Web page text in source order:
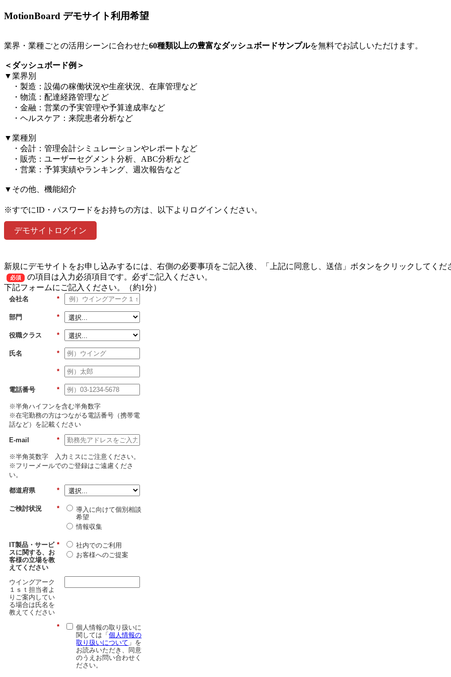
MotionBoard デモサイト利用希望
業界・業種ごとの活用シーンに合わせた60種類以上の豊富なダッシュボードサンプルを無料でお試しいただけます。​
＜ダッシュボード例＞​
▼業界別​
・製造：設備の稼働状況や生産状況、在庫管理など​
・物流：配達経路管理など​
・金融：営業の予実管理や予算達成率など​
・ヘルスケア：来院患者分析など​
▼業種別​
・会計：管理会計シミュレーションやレポートなど​
・販売：ユーザーセグメント分析、ABC分析など​
・営業：予算実績やランキング、週次報告など​
▼その他、機能紹介​
※すでにID・パスワードをお持ちの方は、以下よりログインください。
デモサイトログイン
新規にデモサイトをお申し込みするには、右側の必要事項をご記入後、「上記に同意し、送信」ボタンをクリックしてくだ
必須
の項目は入力必須項目です。必ずご記入ください。
下記フォームにご記入ください。（約1分）
*
会社名
*
部門
*
役職クラス
*
氏名
*
*
電話番号
※半角ハイフンを含む半角数字
※在宅勤務の方はつながる電話番号（携帯電
話など）を記載ください
*
E-mail
※半角英数字 入力ミスにご注意ください。
※フリーメールでのご登録はご遠慮くださ
い。
*
都道府県
*
ご検討状況
導入に向けて個別相談
希望
情報収集
*
IT製品・サービ
スに関する、お
客様の立場を教
えてください
社内でのご利用
お客様へのご提案
ウイングアーク
１ｓｔ担当者よ
りご案内してい
る場合は氏名を
教えてください
*
個人情報の取り扱いに
関しては「個人情報の
取り扱いについて 」を
お読みいただき、同意
のうえお問い合わせく
ださい。